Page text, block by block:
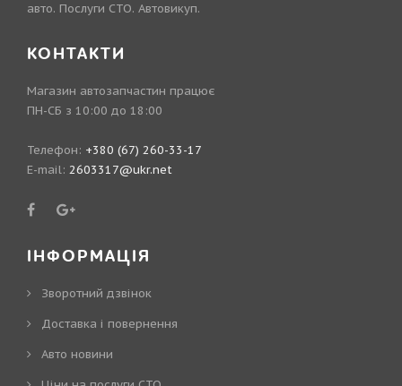
авто. Послуги СТО. Автовикуп.
КОНТАКТИ
Магазин автозапчастин працює
ПН-СБ з 10:00 до 18:00
Телефон: +380 (67) 260-33-17
E-mail: 2603317@ukr.net
ІНФОРМАЦІЯ
Зворотний дзвінок
Доставка і повернення
Авто новини